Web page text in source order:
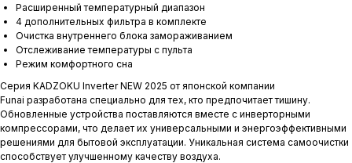
Расширенный температурный диапазон
4 дополнительных фильтра в комплекте
Очистка внутреннего блока замораживанием
Отслеживание температуры с пульта
Режим комфортного сна
Серия KADZOKU Inverter NEW 2025 от японской компании
Funai разработана специально для тех, кто предпочитает тишину.
Обновленные устройства поставляются вместе с инверторными
компрессорами, что делает их универсальными и энергоэффективными
решениями для бытовой эксплуатации. Уникальная система самоочистки
способствует улучшенному качеству воздуха.